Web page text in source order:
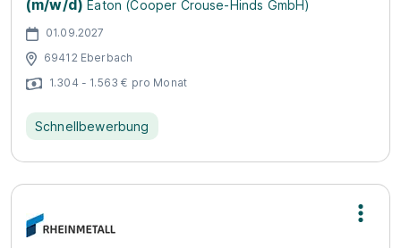
(m/w/d) Eaton (Cooper Crouse-Hinds GmbH)
01.09.2027
69412 Eberbach
1.304 - 1.563 € pro Monat
Schnellbewerbung